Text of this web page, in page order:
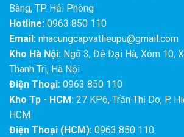
Bàng, TP. Hải Phòng
Hotline: 0963 850 110
Email: nhacungcapvatlieupu@gmail.com
Kho Hà Nội: Ngõ 3, Đê Đại Hà, Xóm 10,
Thanh Trì, Hà Nội
Điện Thoại: 0963 850 110
Kho Tp - HCM: 27 KP6, Trần Thị Do, P.
HCM
Điện Thoại (HCM): 0963 850 110